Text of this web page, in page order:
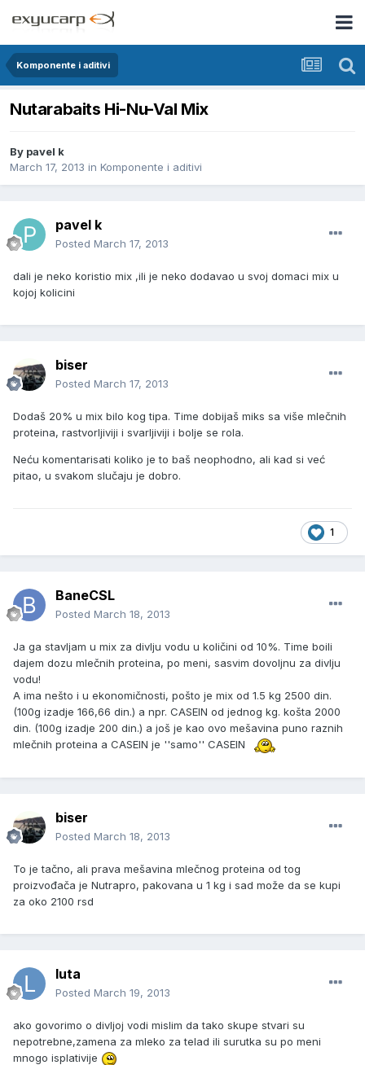
Komponente i aditivi
Nutarabaits Hi-Nu-Val Mix
By pavel k
March 17, 2013 in Komponente i aditivi
pavel k
Posted March 17, 2013
dali je neko koristio mix ,ili je neko dodavao u svoj domaci mix u
kojoj kolicini
biser
Posted March 17, 2013
Dodaš 20% u mix bilo kog tipa. Time dobijaš miks sa više mlečnih
proteina, rastvorljiviji i svarljiviji i bolje se rola.
Neću komentarisati koliko je to baš neophodno, ali kad si već
pitao, u svakom slučaju je dobro.
1
BaneCSL
Posted March 18, 2013
Ja ga stavljam u mix za divlju vodu u količini od 10%. Time boili
dajem dozu mlečnih proteina, po meni, sasvim dovoljnu za divlju
vodu!
A ima nešto i u ekonomičnosti, pošto je mix od 1.5 kg 2500 din.
(100g izadje 166,66 din.) a npr. CASEIN od jednog kg. košta 2000
din. (100g izadje 200 din.) a još je kao ovo mešavina puno raznih
mlečnih proteina a CASEIN je ''samo'' CASEIN
biser
Posted March 18, 2013
To je tačno, ali prava mešavina mlečnog proteina od tog
proizvođača je Nutrapro, pakovana u 1 kg i sad može da se kupi
za oko 2100 rsd
luta
Posted March 19, 2013
ako govorimo o divljoj vodi mislim da tako skupe stvari su
nepotrebne,zamena za mleko za telad ili surutka su po meni
mnogo isplativije